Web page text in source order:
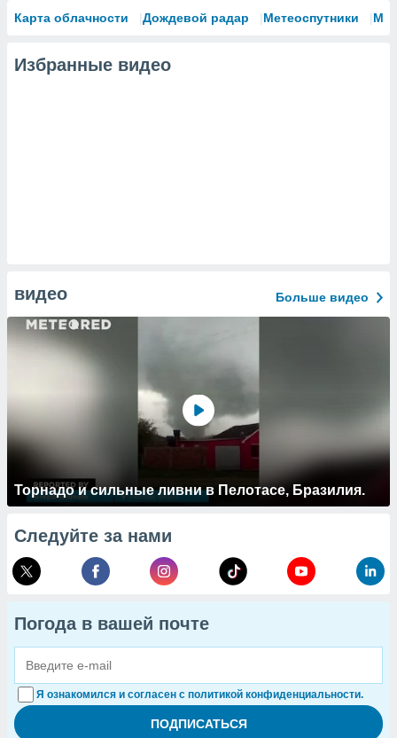
Карта облачности Дождевой радар Метеоспутники
Избранные видео
видео Больше видео
Торнадо и сильные ливни в Пелотасе, Бразилия.
Следуйте за нами
Погода в вашей почте
Я ознакомился и согласен с политикой конфиденциальности.